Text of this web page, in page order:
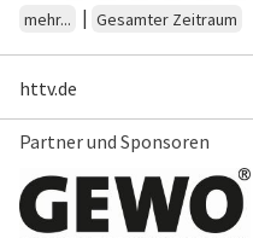
mehr...
| Gesamter Zeitraum
httv.de
Partner und Sponsoren